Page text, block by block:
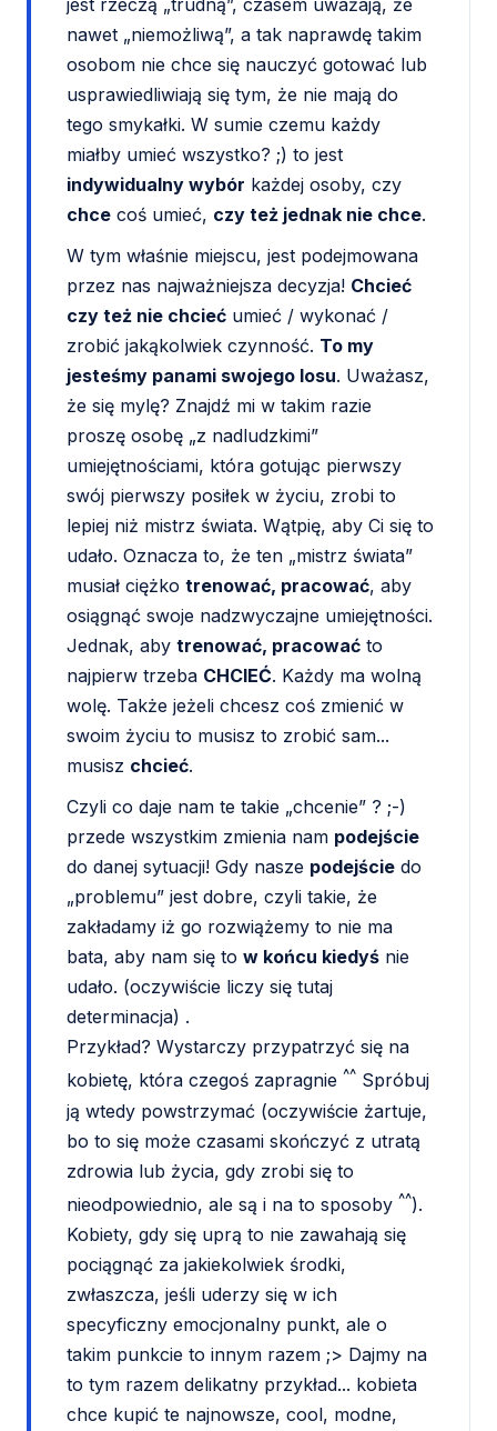
jest rzeczą „trudną”, czasem uważają, że
nawet „niemożliwą”, a tak naprawdę takim
osobom nie chce się nauczyć gotować lub
usprawiedliwiają się tym, że nie mają do
tego smykałki. W sumie czemu każdy
miałby umieć wszystko? ;) to jest
indywidualny wybór każdej osoby, czy
chce coś umieć, czy też jednak nie chce.
W tym właśnie miejscu, jest podejmowana
przez nas najważniejsza decyzja! Chcieć
czy też nie chcieć umieć / wykonać /
zrobić jakąkolwiek czynność. To my
jesteśmy panami swojego losu. Uważasz,
że się mylę? Znajdź mi w takim razie
proszę osobę „z nadludzkimi”
umiejętnościami, która gotując pierwszy
swój pierwszy posiłek w życiu, zrobi to
lepiej niż mistrz świata. Wątpię, aby Ci się to
udało. Oznacza to, że ten „mistrz świata”
musiał ciężko trenować, pracować, aby
osiągnąć swoje nadzwyczajne umiejętności.
Jednak, aby trenować, pracować to
najpierw trzeba CHCIEĆ. Każdy ma wolną
wolę. Także jeżeli chcesz coś zmienić w
swoim życiu to musisz to zrobić sam...
musisz chcieć.
Czyli co daje nam te takie „chcenie” ? ;-)
przede wszystkim zmienia nam podejście
do danej sytuacji! Gdy nasze podejście do
„problemu” jest dobre, czyli takie, że
zakładamy iż go rozwiążemy to nie ma
bata, aby nam się to w końcu kiedyś nie
udało. (oczywiście liczy się tutaj
determinacja) .
Przykład? Wystarczy przypatrzyć się na
kobietę, która czegoś zapragnie ^^ Spróbuj
ją wtedy powstrzymać (oczywiście żartuje,
bo to się może czasami skończyć z utratą
zdrowia lub życia, gdy zrobi się to
nieodpowiednio, ale są i na to sposoby ^^).
Kobiety, gdy się uprą to nie zawahają się
pociągnąć za jakiekolwiek środki,
zwłaszcza, jeśli uderzy się w ich
specyficzny emocjonalny punkt, ale o
takim punkcie to innym razem ;> Dajmy na
to tym razem delikatny przykład... kobieta
chce kupić te najnowsze, cool, modne,